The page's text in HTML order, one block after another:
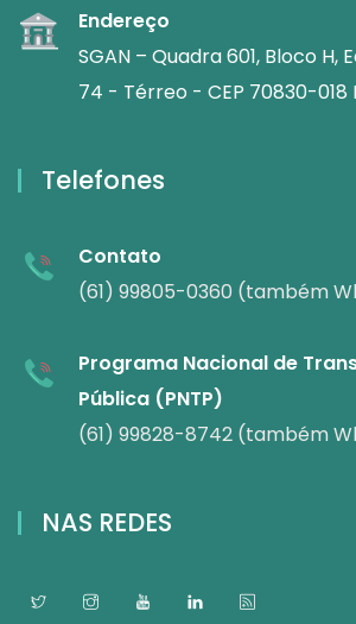
Endereço
SGAN – Quadra 601, Bloco H,
74 - Térreo - CEP 70830-018
Telefones
Contato
(61) 99805-0360 (também
Programa Nacional de
Pública (PNTP)
(61) 99828-8742 (também
NAS REDES